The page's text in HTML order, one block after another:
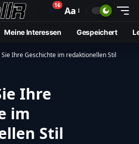
🔔16 Aa
Meine Interessen Gespeichert
Sie Ihre Geschichte im redaktionellen Stil
Ihre
im
Stil